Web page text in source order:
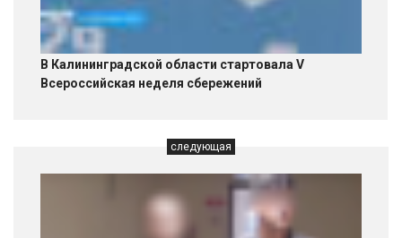
В Калининградской области стартовала V
Всероссийская неделя сбережений
следующая